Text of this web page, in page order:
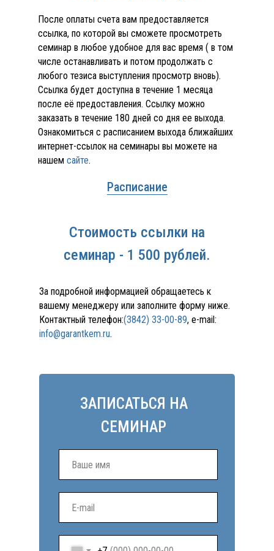
Расписание
После оплаты счета вам предоставляется
ссылка, по которой вы сможете просмотреть
семинар в любое удобное для вас время ( в том
числе останавливать и потом продолжать с
любого тезиса выступления просмотр вновь).
Ссылка будет доступна в течение 1 месяца
после её предоставления. Ссылку можно
заказать в течение 180 дней со дня ее выхода.
Ознакомиться с расписанием выхода ближайших
интернет-ссылок на семинары вы можете на
нашем сайте.
Стоимость ссылки на
семинар - 1 500 рублей.
За подробной информацией обращаетесь к
вашему менеджеру или заполните форму ниже.
Контактный телефон:(3842) 33-00-89, e-mail:
info@garantkem.ru.
ЗАПИСАТЬСЯ НА
СЕМИНАР